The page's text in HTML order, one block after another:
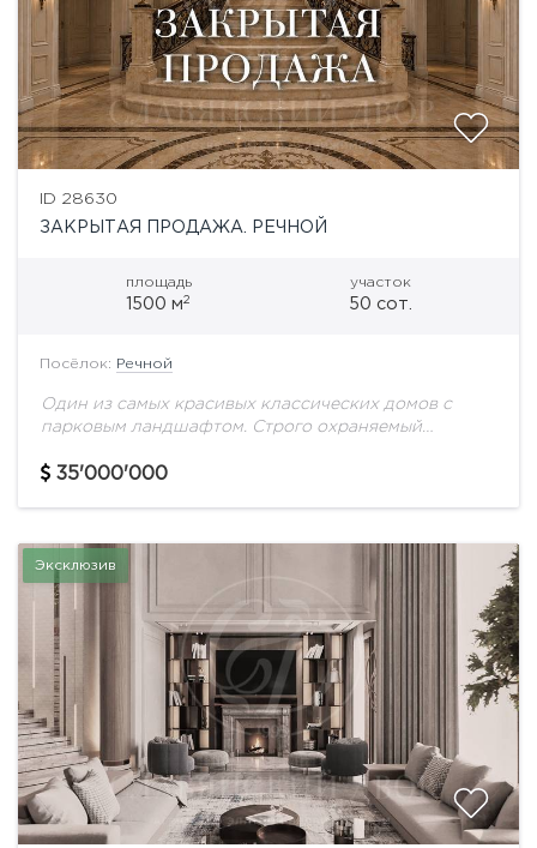
ID 28630
ЗАКРЫТАЯ ПРОДАЖА. РЕЧНОЙ
площадь
1500 м2
участок
50 сот.
Посёлок: Речной
Один из самых красивых классических домов с
парковым ландшафтом. Строго охраняемый
отделка интерьеров, натуральные материалы,
35'000'000
Эксклюзив